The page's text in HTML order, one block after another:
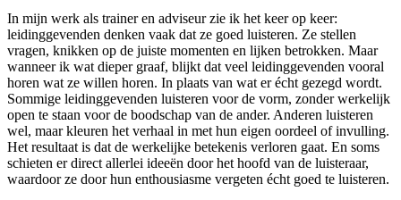
In mijn werk als trainer en adviseur zie ik het keer op keer:
leidinggevenden denken vaak dat ze goed luisteren. Ze stellen
vragen, knikken op de juiste momenten en lijken betrokken. Maar
wanneer ik wat dieper graaf, blijkt dat veel leidinggevenden vooral
horen wat ze willen horen. In plaats van wat er écht gezegd wordt.
Sommige leidinggevenden luisteren voor de vorm, zonder werkelijk
open te staan voor de boodschap van de ander. Anderen luisteren
wel, maar kleuren het verhaal in met hun eigen oordeel of invulling.
Het resultaat is dat de werkelijke betekenis verloren gaat. En soms
schieten er direct allerlei ideeën door het hoofd van de luisteraar,
waardoor ze door hun enthousiasme vergeten écht goed te luisteren.